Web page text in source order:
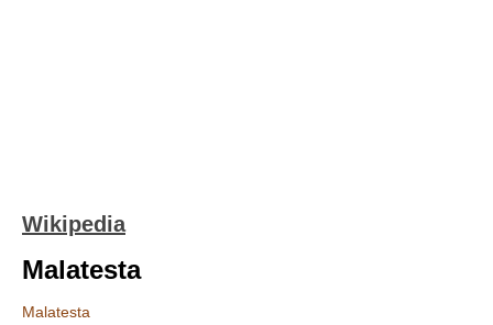
Wikipedia
Malatesta
Malatesta